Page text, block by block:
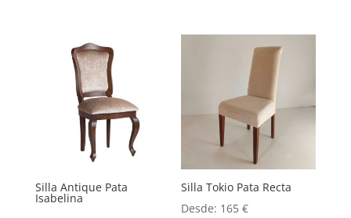
Silla Antique Pata
Isabelina
Silla Tokio Pata Recta
Desde: 165€